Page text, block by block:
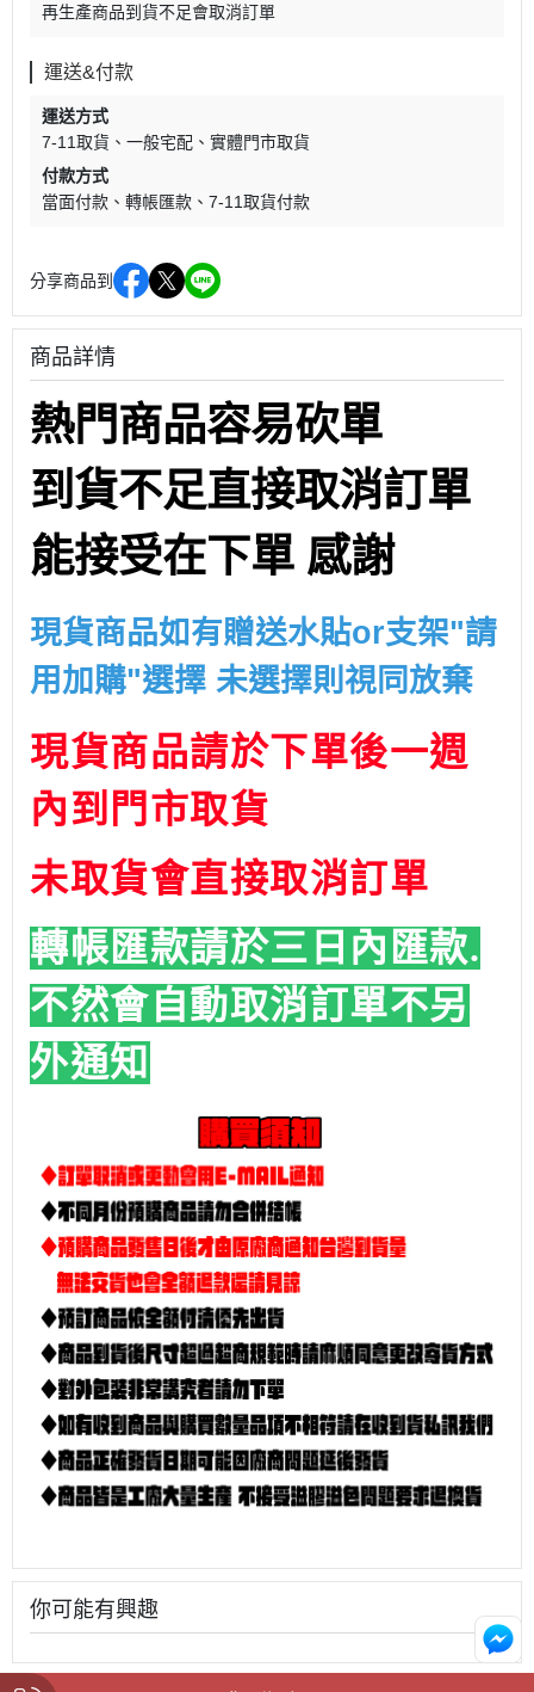
再生產商品到貨不足會取消訂單
運送&付款
運送方式
7-11取貨
一般宅配
實體門市取貨
付款方式
當面付款
轉帳匯款 7-11取貨付款
分享商品到
商品詳情
熱門商品容易砍單
到貨不足直接取消訂單
能接受在下單 感謝
現貨商品如有贈送水貼or支架"請
用加購"選擇 未選擇則視同放棄
現貨商品請於下單後一週
內到門市取貨
未取貨會直接取消訂單
轉帳匯款請於三日內匯款.
不然會自動取消訂單不另
外通知
你可能有興趣